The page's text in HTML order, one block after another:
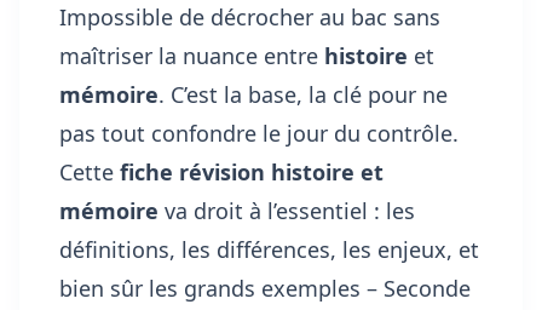
Impossible de décrocher au bac sans
maîtriser la nuance entre histoire et
mémoire. C’est la base, la clé pour ne
pas tout confondre le jour du contrôle.
Cette fiche révision histoire et
mémoire va droit à l’essentiel : les
définitions, les différences, les enjeux, et
bien sûr les grands exemples – Seconde